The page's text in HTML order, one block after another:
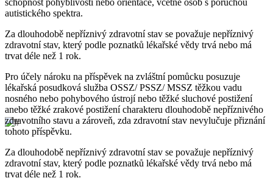
schopnost pohyblivosti nebo orientace, včetně osob s poruchou
autistického spektra.
Za dlouhodobě nepříznivý zdravotní stav se považuje nepříznivý
zdravotní stav, který podle poznatků lékařské vědy trvá nebo má
trvat déle než 1 rok.
Pro účely nároku na příspěvek na zvláštní pomůcku posuzuje
lékařská posudková služba OSSZ/ PSSZ/ MSSZ těžkou vadu
nosného nebo pohybového ústrojí nebo těžké sluchové postižení
anebo těžké zrakové postižení charakteru dlouhodobě nepříznivého
zdravotního stavu a zároveň, zda zdravotní stav nevylučuje přiznání
tohoto příspěvku.
Za dlouhodobě nepříznivý zdravotní stav se považuje nepříznivý
zdravotní stav, který podle poznatků lékařské vědy trvá nebo má
trvat déle než 1 rok.